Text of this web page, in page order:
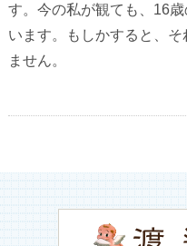
す。今の私が観ても、16
います。もしかすると、
ません。